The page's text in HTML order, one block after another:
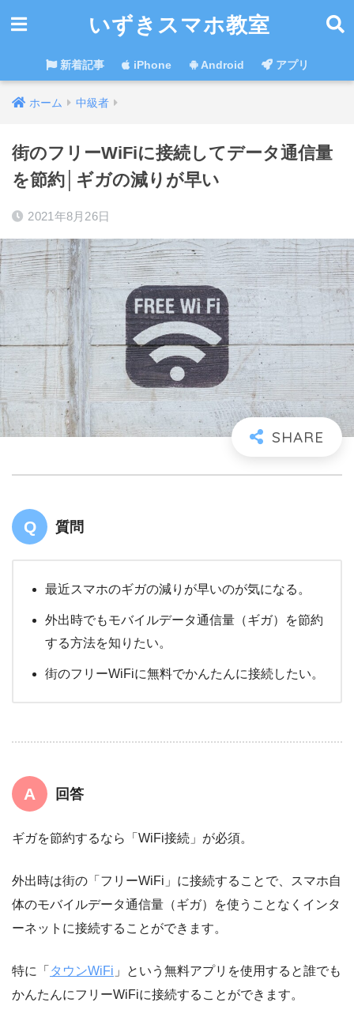
いずきスマホ教室
新着記事 iPhone Android アプリ
ホーム 中級者
街のフリーWiFiに接続してデータ通信量
を節約│ギガの減りが早い
2021年8月26日
質問
最近スマホのギガの減りが早いのが気になる。
外出時でもモバイルデータ通信量（ギガ）を節約
する方法を知りたい。
街のフリーWiFiに無料でかんたんに接続したい。
回答
ギガを節約するなら「WiFi接続」が必須。
外出時は街の「フリーWiFi」に接続することで、スマホ自
体のモバイルデータ通信量（ギガ）を使うことなくインタ
ーネットに接続することができます。
特に「 タウンWiFi 」という無料アプリを使用すると誰でも
かんたんにフリーWiFiに接続することができます。